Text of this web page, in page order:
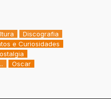
Discografia
e Curiosidades
Oscar